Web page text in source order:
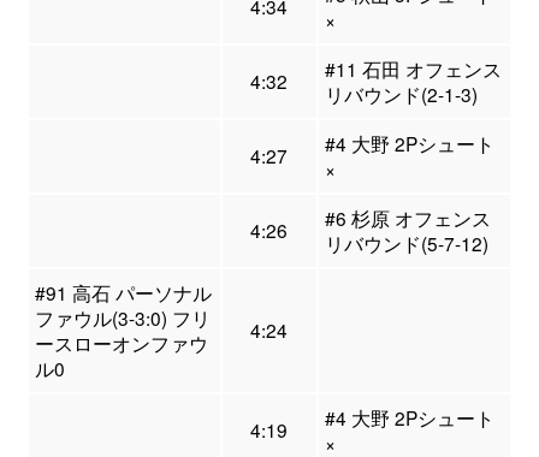
4:34
×
4:32
#11 石田 オフェンス
リバウンド(2-1-3)
4:27
#4 大野 2Pシュート
×
4:26
#6 杉原 オフェンス
リバウンド(5-7-12)
#91 高石 パーソナル
ファウル(3-3:0) フリ
ースローオンファウ
ル0
4:24
4:19
#4 大野 2Pシュート
×